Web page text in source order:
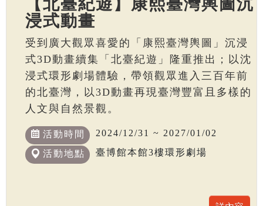
【北臺紀遊】康熙臺灣輿圖沉
浸式動畫
受到廣大觀眾喜愛的「康熙臺灣輿圖」沉浸
式3D動畫續集「北臺紀遊」隆重推出；以沈
浸式環形劇場體驗，帶領觀眾進入三百年前
的北臺灣，以3D動畫再現臺灣豐富且多樣的
人文與自然景觀。
活動時間 2024/12/31 ~ 2027/01/02
活動地點 臺博館本館3樓環形劇場